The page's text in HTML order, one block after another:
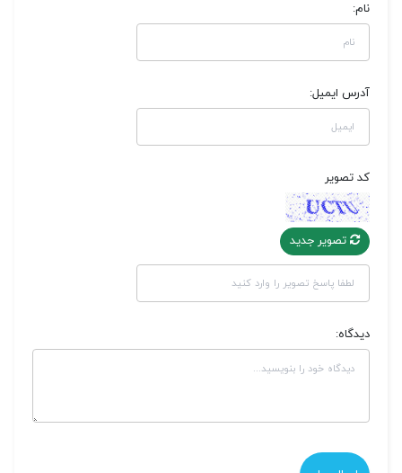
نام:
آدرس ایمیل:
کد تصویر
تصویر جدید
دیدگاه: